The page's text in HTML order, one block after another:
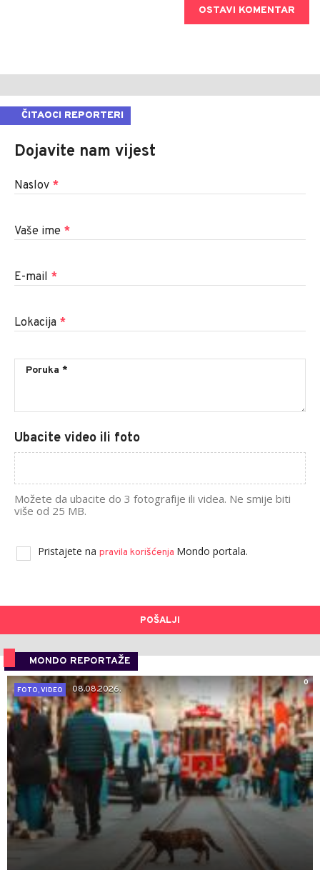
OSTAVI KOMENTAR
ČITAOCI REPORTERI
Dojavite nam vijest
Naslov *
Vaše ime *
E-mail *
Lokacija *
Ubacite video ili foto
Možete da ubacite do 3 fotografije ili videa. Ne smije biti
više od 25 MB.
Pristajete na pravila korišćenja Mondo portala.
POŠALJI
MONDO REPORTAŽE
0
FOTO, VIDEO
08.08.2026.